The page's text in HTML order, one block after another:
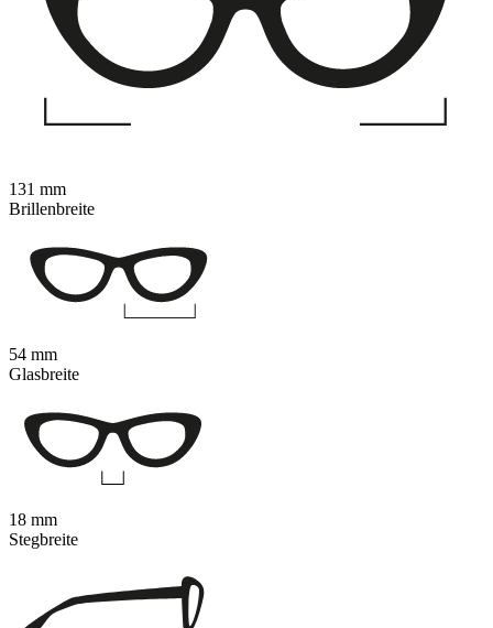
131 mm
Brillenbreite
54 mm
Glasbreite
18 mm
Stegbreite